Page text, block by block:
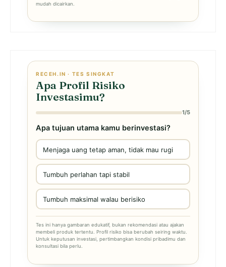
mudah dicairkan.
RECEH.IN · TES SINGKAT
Apa Profil Risiko
Investasimu?
1/5
Apa tujuan utama kamu berinvestasi?
Menjaga uang tetap aman, tidak mau rugi
Tumbuh perlahan tapi stabil
Tumbuh maksimal walau berisiko
Tes ini hanya gambaran edukatif, bukan rekomendasi atau ajakan
membeli produk tertentu. Profil risiko bisa berubah seiring waktu.
Untuk keputusan investasi, pertimbangkan kondisi pribadimu dan
konsultasi bila perlu.